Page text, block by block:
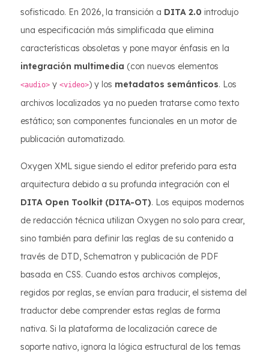
sofisticado. En 2026, la transición a DITA 2.0 introdujo
una especificación más simplificada que elimina
características obsoletas y pone mayor énfasis en la
integración multimedia (con nuevos elementos
<audio> y <video>) y los metadatos semánticos. Los
archivos localizados ya no pueden tratarse como texto
estático; son componentes funcionales en un motor de
publicación automatizado.
Oxygen XML sigue siendo el editor preferido para esta
arquitectura debido a su profunda integración con el
DITA Open Toolkit (DITA-OT). Los equipos modernos
de redacción técnica utilizan Oxygen no solo para crear,
sino también para definir las reglas de su contenido a
través de DTD, Schematron y publicación de PDF
basada en CSS. Cuando estos archivos complejos,
regidos por reglas, se envían para traducir, el sistema del
traductor debe comprender estas reglas de forma
nativa. Si la plataforma de localización carece de
soporte nativo, ignora la lógica estructural de los temas